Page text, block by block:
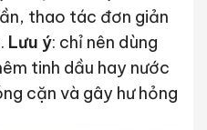
thao tác đơn giản
Lưu ý: chỉ nên dùng
tinh dầu hay nước
cặn và gây hư hỏng